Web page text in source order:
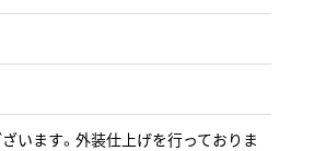
います。外装仕上げを行っておりま